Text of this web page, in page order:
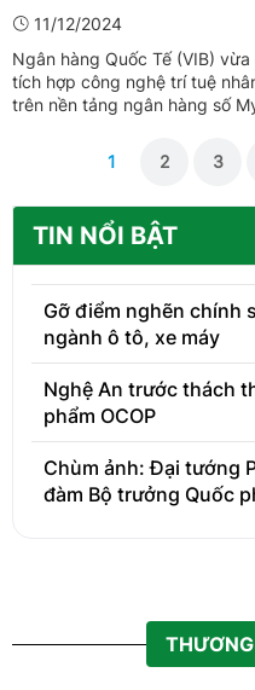
11/12/2024
Ngân hàng Quốc Tế (VIB)
tích hợp công nghệ trí tuệ
trên nền tảng ngân hàng số
1 2 3
TIN NỔI BẬT
Gỡ điểm nghẽn chính
ngành ô tô, xe máy
Nghệ An trước thách
phẩm OCOP
Chùm ảnh: Đại tướng
đàm Bộ trưởng Quốc